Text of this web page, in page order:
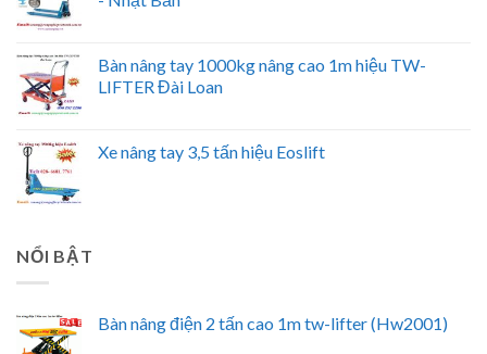
Bàn nâng tay 1000kg nâng cao 1m hiệu TW-
LIFTER Đài Loan
Xe nâng tay 3,5 tấn hiệu Eoslift
NỔI BẬT
Bàn nâng điện 2 tấn cao 1m tw-lifter (Hw2001)